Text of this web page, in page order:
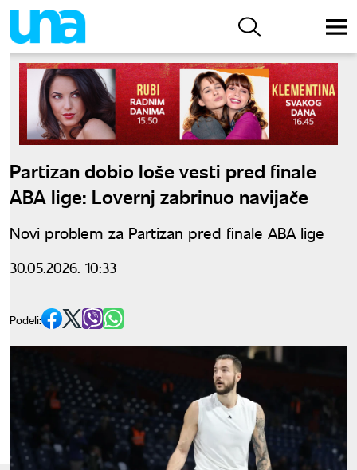
Partizan dobio loše vesti pred finale
ABA lige: Lovernj zabrinuo navijače
Novi problem za Partizan pred finale ABA lige
30.05.2026. 10:33
Podeli: